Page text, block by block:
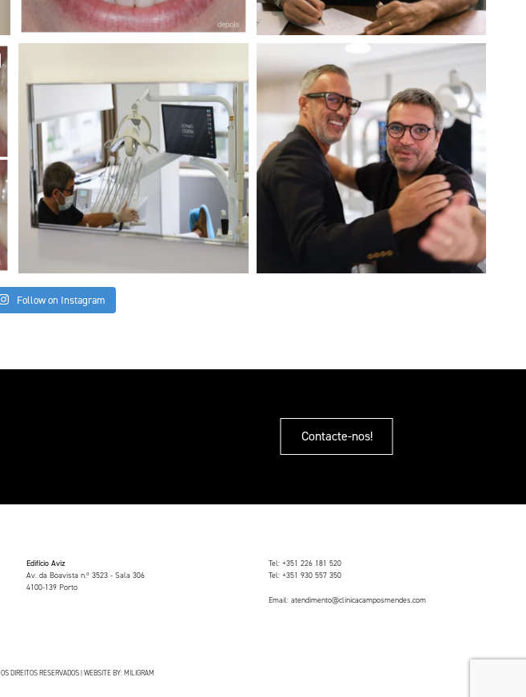
Follow on Instagram
Contacte-nos!
Edifício Aviz
Av. da Boavista n.º 3523 - Sala 306
4100-139 Porto
Tel: +351 226 181 520
Tel: +351 930 557 350
Email: atendimento@clinicacamposmendes.com
DIREITOS RESERVADOS | WEBSITE BY:MILIGRAM